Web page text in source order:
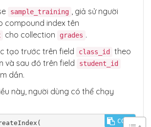
sample_training
, giả sử người
compound index tên
cho collection grades .
tạo trước trên field
class_id theo
và sau đó trên field
student_id
dần.
này, người dùng có thể chạy
COPY